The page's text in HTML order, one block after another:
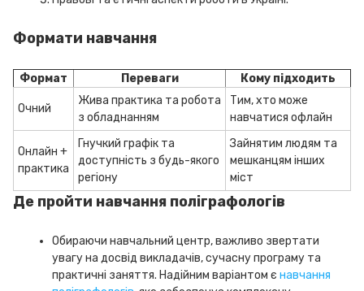
Формати навчання
Формат Переваги Кому підходить
Очний
Жива практика та робота
з обладнанням
Тим, хто може
навчатися офлайн
Онлайн +
практика
Гнучкий графік та
доступність з будь-якого
регіону
Зайнятим людям та
мешканцям інших
міст
Де пройти навчання поліграфологів
Обираючи навчальний центр, важливо звертати
увагу на досвід викладачів, сучасну програму та
практичні заняття. Надійним варіантом є навчання